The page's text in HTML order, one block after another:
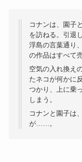
コナンは、園子
を訪ねる。引退
浮島の言葉通り
の作品はすべて
空気の入れ換え
たネコが何かに
つかり、上に乗
しまう。
コナンと園子は
が……。